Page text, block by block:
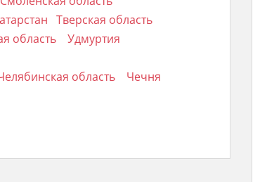
Тверская область
область
Удмуртия
область
Чечня